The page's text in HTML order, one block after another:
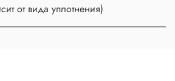
от вида уплотнения)